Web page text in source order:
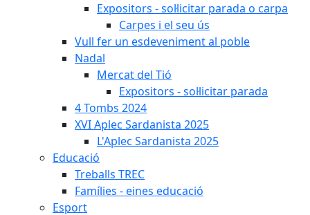
Expositors - sol·licitar parada o carpa
Carpes i el seu ús
Vull fer un esdeveniment al poble
Nadal
Mercat del Tió
Expositors - sol·licitar parada
4 Tombs 2024
XVI Aplec Sardanista 2025
L'Aplec Sardanista 2025
Educació
Treballs TREC
Famílies - eines educació
Esport